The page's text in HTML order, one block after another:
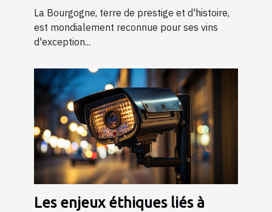
du vin
La Bourgogne, terre de prestige et d'histoire,
est mondialement reconnue pour ses vins
d'exception...
Les enjeux éthiques liés à